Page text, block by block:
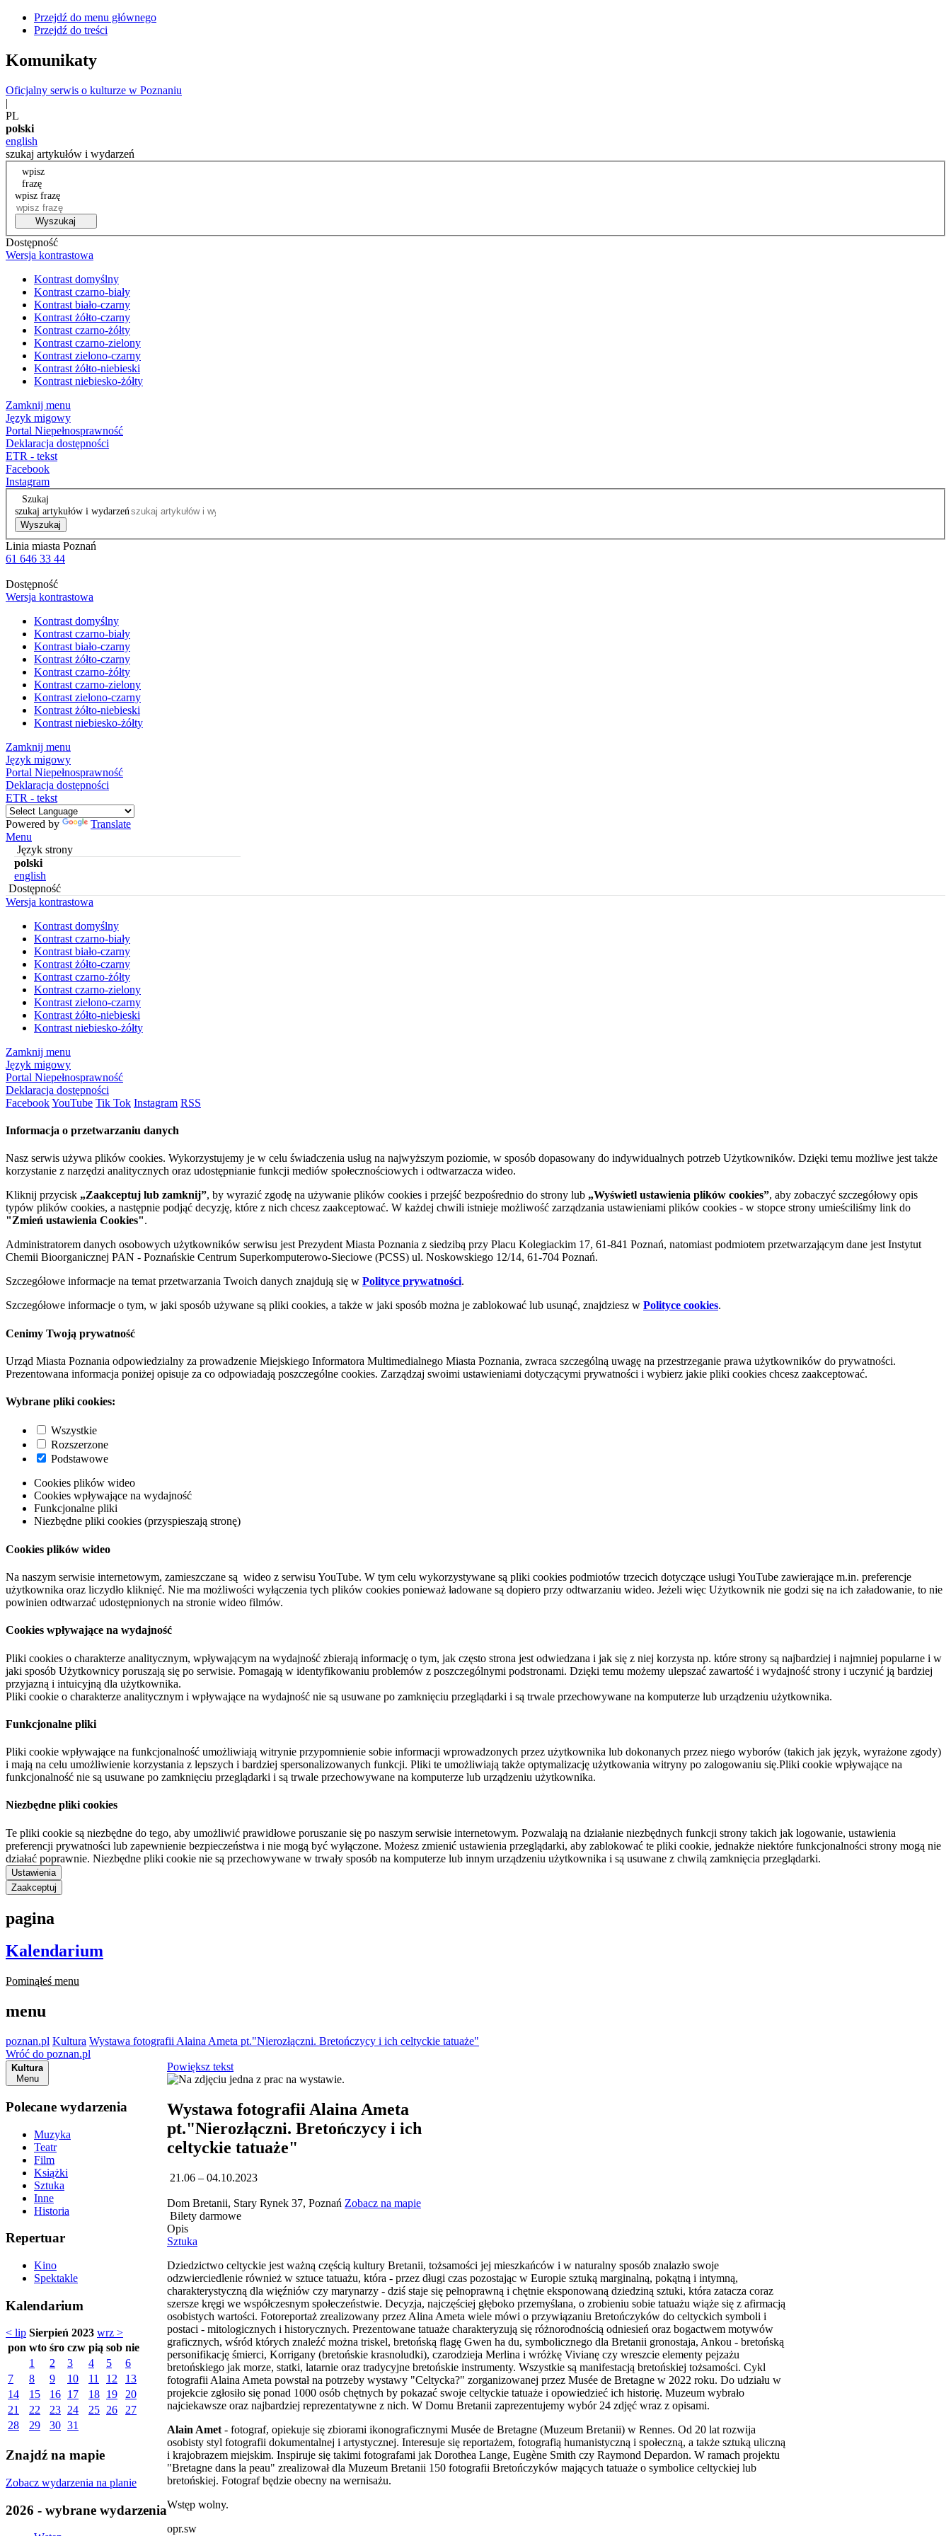
Przejdź do menu głównego
Przejdź do treści
Komunikaty
Oficjalny serwis o kulturze w Poznaniu
|
PL
polski
english
szukaj artykułów i wydarzeń
wpisz
frazę
wpisz frazę
Wyszukaj
Dostępność
Wersja kontrastowa
Kontrast domyślny
Kontrast czarno-biały
Kontrast biało-czarny
Kontrast żółto-czarny
Kontrast czarno-żółty
Kontrast czarno-zielony
Kontrast zielono-czarny
Kontrast żółto-niebieski
Kontrast niebiesko-żółty
Zamknij menu
Język migowy
Portal Niepełnosprawność
Deklaracja dostępności
ETR - tekst
Facebook
Instagram
Szukaj
szukaj artykułów i wydarzeń
Wyszukaj
Linia miasta Poznań
61 646 33 44
Dostępność
Wersja kontrastowa
Kontrast domyślny
Kontrast czarno-biały
Kontrast biało-czarny
Kontrast żółto-czarny
Kontrast czarno-żółty
Kontrast czarno-zielony
Kontrast zielono-czarny
Kontrast żółto-niebieski
Kontrast niebiesko-żółty
Zamknij menu
Język migowy
Portal Niepełnosprawność
Deklaracja dostępności
ETR - tekst
Powered by
Translate
Menu
Język strony
polski
english
Dostępność
Wersja kontrastowa
Kontrast domyślny
Kontrast czarno-biały
Kontrast biało-czarny
Kontrast żółto-czarny
Kontrast czarno-żółty
Kontrast czarno-zielony
Kontrast zielono-czarny
Kontrast żółto-niebieski
Kontrast niebiesko-żółty
Zamknij menu
Język migowy
Portal Niepełnosprawność
Deklaracja dostępności
FacebookYouTube Tik Tok Instagram RSS
Informacja o przetwarzaniu danych
Nasz serwis używa plików cookies. Wykorzystujemy je w celu świadczenia usług na najwyższym poziomie, w sposób dopasowany do indywidualnych potrzeb Użytkowników. Dzięki temu możliwe jest także
korzystanie z narzędzi analitycznych oraz udostępnianie funkcji mediów społecznościowych i odtwarzacza wideo.
Kliknij przycisk „Zaakceptuj lub zamknij”, by wyrazić zgodę na używanie plików cookies i przejść bezpośrednio do strony lub „Wyświetl ustawienia plików cookies”, aby zobaczyć szczegółowy opis
typów plików cookies, a następnie podjąć decyzję, które z nich chcesz zaakceptować. W każdej chwili istnieje możliwość zarządzania ustawieniami plików cookies - w stopce strony umieściliśmy link do
"Zmień ustawienia Cookies".
Administratorem danych osobowych użytkowników serwisu jest Prezydent Miasta Poznania z siedzibą przy Placu Kolegiackim 17, 61-841 Poznań, natomiast podmiotem przetwarzającym dane jest Instytut
Chemii Bioorganicznej PAN - Poznańskie Centrum Superkomputerowo-Sieciowe (PCSS) ul. Noskowskiego 12/14, 61-704 Poznań.
Szczegółowe informacje na temat przetwarzania Twoich danych znajdują się w Polityce prywatności.
Szczegółowe informacje o tym, w jaki sposób używane są pliki cookies, a także w jaki sposób można je zablokować lub usunąć, znajdziesz w Polityce cookies.
Cenimy Twoją prywatność
Urząd Miasta Poznania odpowiedzialny za prowadzenie Miejskiego Informatora Multimedialnego Miasta Poznania, zwraca szczególną uwagę na przestrzeganie prawa użytkowników do prywatności.
Prezentowana informacja poniżej opisuje za co odpowiadają poszczególne cookies. Zarządzaj swoimi ustawieniami dotyczącymi prywatności i wybierz jakie pliki cookies chcesz zaakceptować.
Wybrane pliki cookies:
Wszystkie
Rozszerzone
Podstawowe
Cookies plików wideo
Cookies wpływające na wydajność
Funkcjonalne pliki
Niezbędne pliki cookies (przyspieszają stronę)
Cookies plików wideo
Na naszym serwisie internetowym, zamieszczane są wideo z serwisu YouTube. W tym celu wykorzystywane są pliki cookies podmiotów trzecich dotyczące usługi YouTube zawierające m.in. preferencje
użytkownika oraz liczydło kliknięć. Nie ma możliwości wyłączenia tych plików cookies ponieważ ładowane są dopiero przy odtwarzaniu wideo. Jeżeli więc Użytkownik nie godzi się na ich załadowanie, to nie
powinien odtwarzać udostępnionych na stronie wideo filmów.
Cookies wpływające na wydajność
Pliki cookies o charakterze analitycznym, wpływającym na wydajność zbierają informację o tym, jak często strona jest odwiedzana i jak się z niej korzysta np. które strony są najbardziej i najmniej popularne i w
jaki sposób Użytkownicy poruszają się po serwisie. Pomagają w identyfikowaniu problemów z poszczególnymi podstronami. Dzięki temu możemy ulepszać zawartość i wydajność strony i uczynić ją bardziej
przyjazną i intuicyjną dla użytkownika.
Pliki cookie o charakterze analitycznym i wpływające na wydajność nie są usuwane po zamknięciu przeglądarki i są trwale przechowywane na komputerze lub urządzeniu użytkownika.
Funkcjonalne pliki
Pliki cookie wpływające na funkcjonalność umożliwiają witrynie przypomnienie sobie informacji wprowadzonych przez użytkownika lub dokonanych przez niego wyborów (takich jak język, wyrażone zgody)
i mają na celu umożliwienie korzystania z lepszych i bardziej spersonalizowanych funkcji. Pliki te umożliwiają także optymalizację użytkowania witryny po zalogowaniu się.Pliki cookie wpływające na
funkcjonalność nie są usuwane po zamknięciu przeglądarki i są trwale przechowywane na komputerze lub urządzeniu użytkownika.
Niezbędne pliki cookies
Te pliki cookie są niezbędne do tego, aby umożliwić prawidłowe poruszanie się po naszym serwisie internetowym. Pozwalają na działanie niezbędnych funkcji strony takich jak logowanie, ustawienia
preferencji prywatności lub zapewnienie bezpieczeństwa i nie mogą być wyłączone. Możesz zmienić ustawienia przeglądarki, aby zablokować te pliki cookie, jednakże niektóre funkcjonalności strony mogą nie
działać poprawnie. Niezbędne pliki cookie nie są przechowywane w trwały sposób na komputerze lub innym urządzeniu użytkownika i są usuwane z chwilą zamknięcia przeglądarki.
Ustawienia
Zaakceptuj
pagina
Kalendarium
Pominąłeś menu
menu
poznan.pl Kultura Wystawa fotografii Alaina Ameta pt."Nierozłączni. Bretończycy i ich celtyckie tatuaże"
Wróć do poznan.pl
Kultura
Menu
Polecane wydarzenia
Muzyka
Teatr
Film
Książki
Sztuka
Inne
Historia
Repertuar
Kino
Spektakle
Kalendarium
< lip Sierpień 2023 wrz >
pon wto śro czw pią sob nie
1
2 3 4 5
6
7
8 9 10 11 12
13
14
15 16 17 18 19
20
21
22 23 24 25 26
27
28
29 30 31
Znajdź na mapie
Zobacz wydarzenia na planie
2026 - wybrane wydarzenia
Powiększ tekst
Wystawa fotografii Alaina Ameta
pt."Nierozłączni. Bretończycy i ich
celtyckie tatuaże"
21.06 – 04.10.2023
Dom Bretanii, Stary Rynek 37, Poznań Zobacz na mapie
Bilety darmowe
Opis
Sztuka
Dziedzictwo celtyckie jest ważną częścią kultury Bretanii, tożsamości jej mieszkańców i w naturalny sposób znalazło swoje
odzwierciedlenie również w sztuce tatuażu, która - przez długi czas pozostając w Europie sztuką marginalną, pokątną i intymną,
charakterystyczną dla więźniów czy marynarzy - dziś staje się pełnoprawną i chętnie eksponowaną dziedziną sztuki, która zatacza coraz
szersze kręgi we współczesnym społeczeństwie. Decyzja, najczęściej głęboko przemyślana, o zrobieniu sobie tatuażu wiąże się z afirmacją
osobistych wartości. Fotoreportaż zrealizowany przez Alina Ameta wiele mówi o przywiązaniu Bretończyków do celtyckich symboli i
postaci - mitologicznych i historycznych. Prezentowane tatuaże charakteryzują się różnorodnością odniesień oraz bogactwem motywów
graficznych, wśród których znaleźć można triskel, bretońską flagę Gwen ha du, symbolicznego dla Bretanii gronostaja, Ankou - bretońską
personifikację śmierci, Korrigany (bretońskie krasnoludki), czarodzieja Merlina i wróżkę Vivianę czy wreszcie elementy pejzażu
bretońskiego jak morze, statki, latarnie oraz tradycyjne bretońskie instrumenty. Wszystkie są manifestacją bretońskiej tożsamości. Cykl
fotografii Alaina Ameta powstał na potrzeby wystawy "Celtycka?" zorganizowanej przez Musée de Bretagne w 2022 roku. Do udziału w
projekcie zgłosiło się ponad 1000 osób chętnych by pokazać swoje celtyckie tatuaże i opowiedzieć ich historię. Muzeum wybrało
najciekawsze oraz najbardziej reprezentatywne z nich. W Domu Bretanii zaprezentujemy wybór 24 zdjęć wraz z opisami.
Alain Amet - fotograf, opiekuje się zbiorami ikonograficznymi Musée de Bretagne (Muzeum Bretanii) w Rennes. Od 20 lat rozwija
osobisty styl fotografii dokumentalnej i artystycznej. Interesuje się reportażem, fotografią humanistyczną i społeczną, a także sztuką uliczną
i krajobrazem miejskim. Inspiruje się takimi fotografami jak Dorothea Lange, Eugène Smith czy Raymond Depardon. W ramach projektu
"Bretagne dans la peau" zrealizował dla Muzeum Bretanii 150 fotografii Bretończyków mających tatuaże o symbolice celtyckiej lub
bretońskiej. Fotograf będzie obecny na wernisażu.
Wstęp wolny.
opr.sw